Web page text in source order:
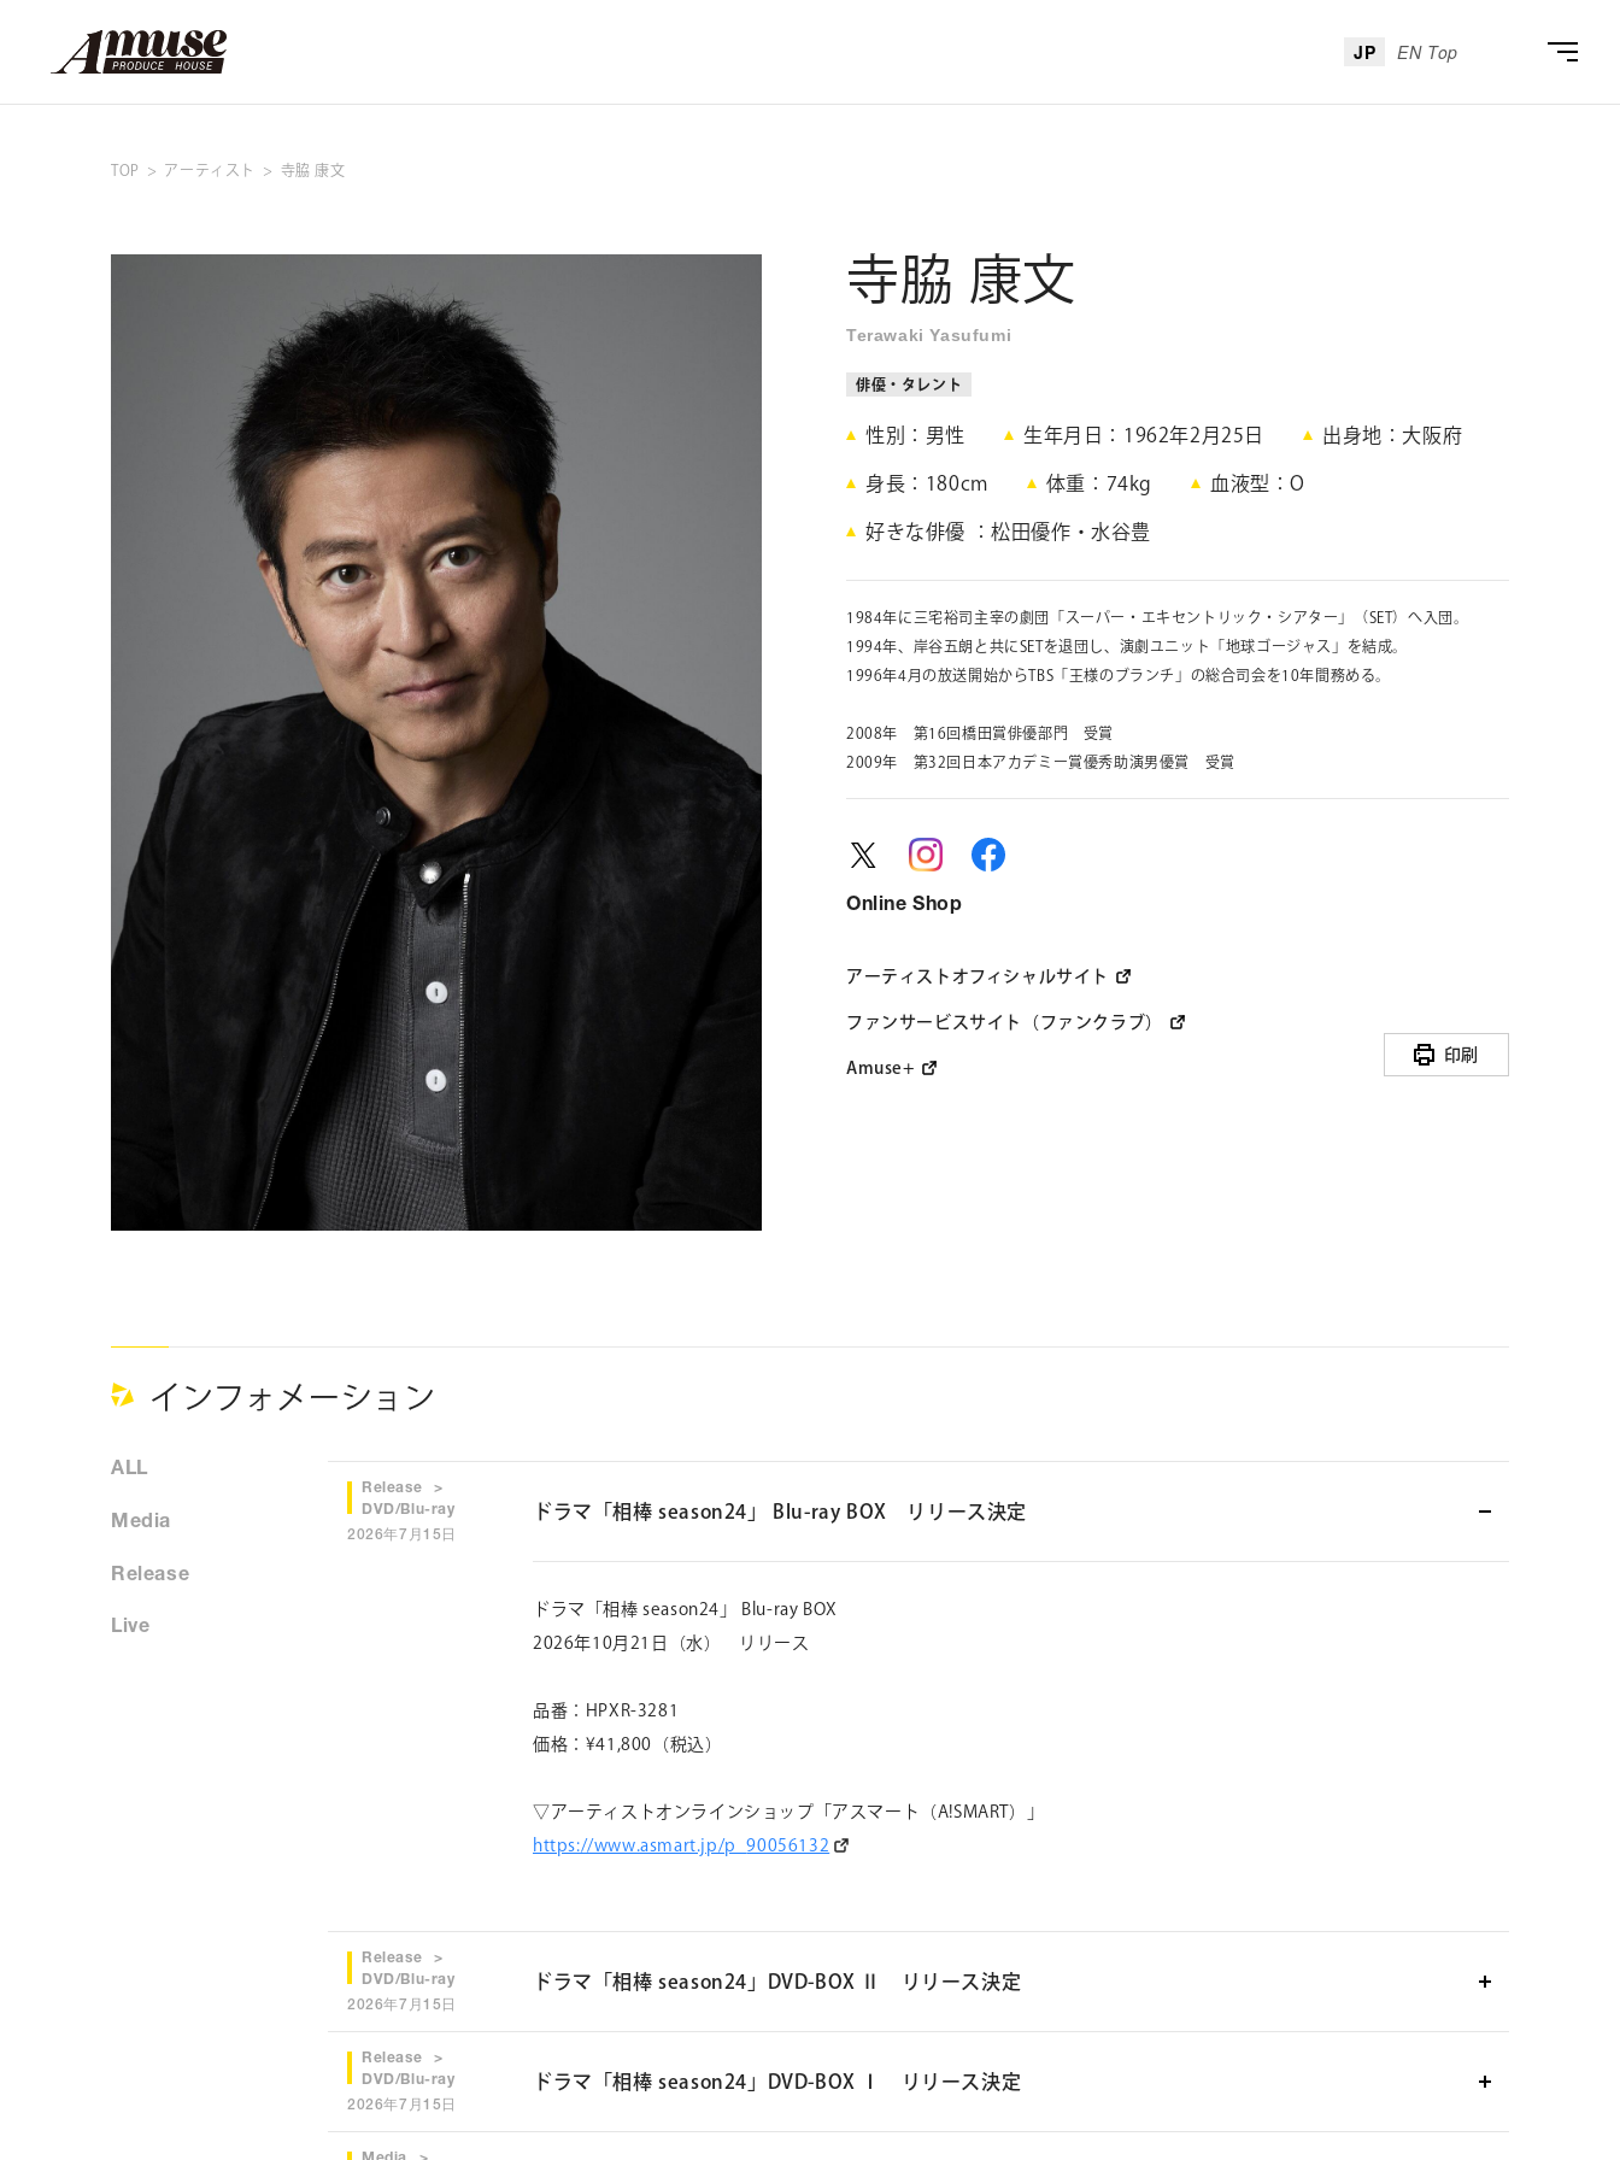
JP EN Top
CONTACT お問い合わせ
法人のお客様
AUDITION アーティスト募集
TOP アーティスト 寺脇 康文
寺脇 康文
Terawaki Yasufumi
俳優・タレント
性別 男性 生年月日 1962年2月25日 出身地 大阪府
身長 180cm 体重 74kg 血液型 O
好きな俳優 松田優作・水谷豊
1984年に三宅裕司主宰の劇団「スーパー・エキセントリック・シアター」（SET）へ入団。
1994年、岸谷五朗と共にSETを退団し、演劇ユニット「地球ゴージャス」を結成。
1996年4月の放送開始からTBS「王様のブランチ」の総合司会を10年間務める。
2008年 第16回橋田賞俳優部門 受賞
2009年 第32回日本アカデミー賞優秀助演男優賞 受賞
Online Shop
アーティストオフィシャルサイト
ファンサービスサイト（ファンクラブ）
Amuse+
印刷
インフォメーション
ALL
Media
Release
Live
Release
DVD/Blu-ray
2026年7月15日
ドラマ「相棒 season24」 Blu-ray BOX リリース決定
ドラマ「相棒 season24」 Blu-ray BOX
2026年10月21日（水） リリース
品番：HPXR-3281
価格：¥41,800（税込）
▽アーティストオンラインショップ「アスマート（A!SMART）」
https://www.asmart.jp/p_90056132
Release
DVD/Blu-ray
2026年7月15日
ドラマ「相棒 season24」DVD-BOX Ⅱ リリース決定
ドラマ「相棒 season24」DVD-BOX Ⅱ
Release
DVD/Blu-ray
2026年7月15日
ドラマ「相棒 season24」DVD-BOX Ⅰ リリース決定